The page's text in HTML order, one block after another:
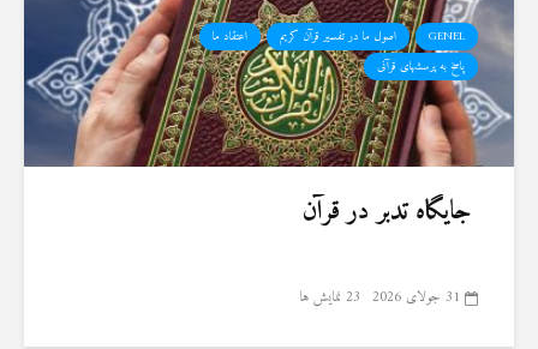
GENEL اصول ما در تفسیر قرآن کریم
اعتقاد ما
پاسخ به پرسشهای قرآنی
جایگاه تدبر در قرآن
31 جولای 2026 23 نمایش ها